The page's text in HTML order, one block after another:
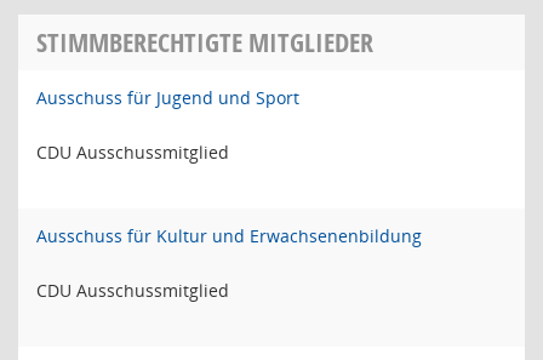
STIMMBERECHTIGTE MITGLIEDER
Ausschuss für Jugend und Sport
CDU Ausschussmitglied
Ausschuss für Kultur und Erwachsenenbildung
CDU Ausschussmitglied